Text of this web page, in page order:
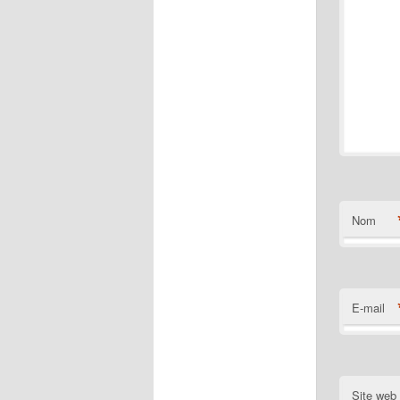
Nom
E-mail
Site web